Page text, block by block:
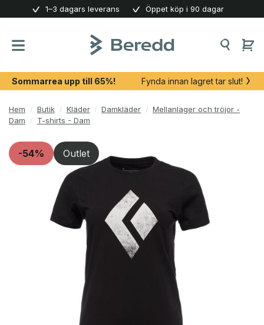
content
1–3 dagars leverans Öppet köp i 90 dagar
Sommarrea upp till 65%! Fynda innan lagret tar slut!
Hem / Butik / Kläder / Damkläder / Mellanlager och tröjor -
Dam
/ T-shirts - Dam
-54% Outlet